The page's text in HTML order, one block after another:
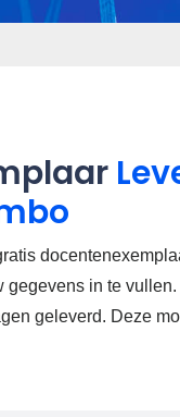
in te
geleverd. Deze